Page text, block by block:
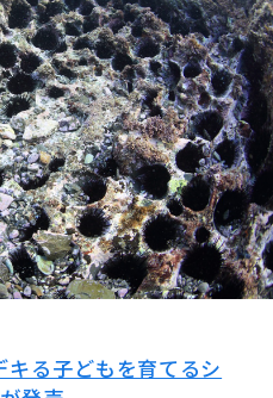
キる子どもを育てるシ